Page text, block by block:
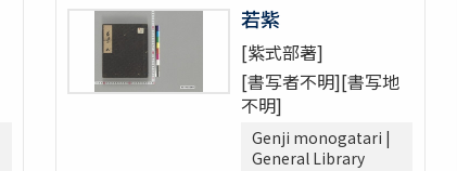
若紫
[紫式部著]
[書写者不明][書写地
不明]
Genji monogatari |
General Library